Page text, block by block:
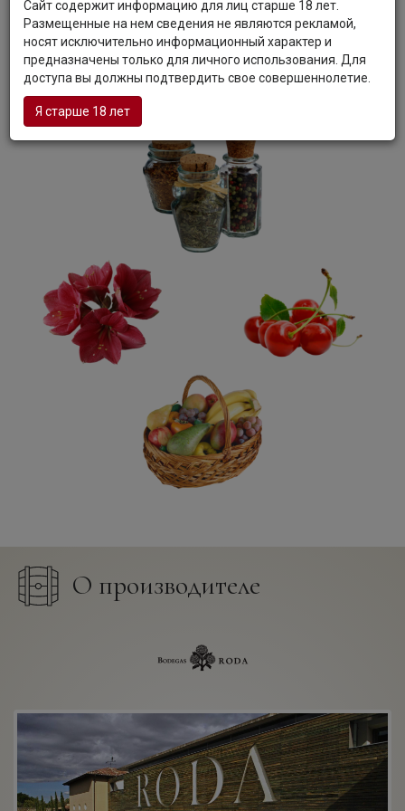
Вкус:Вкус вина средней плотности, свежий, приятный, с
округлыми полированными танинами, фруктовыми
оттенками и освежающим послевкусием.
Гастрономия:Вино станет прекрасным сопровождением
для острых рыбных и мясных блюд, мяса-гриль, сыров.
О производителе
Сайт содержит информацию для лиц старше 18 лет.
Размещенные на нем сведения не являются рекламой,
носят исключительно информационный характер и
предназначены только для личного использования. Для
доступа вы должны подтвердить свое совершеннолетие.
Я старше 18 лет